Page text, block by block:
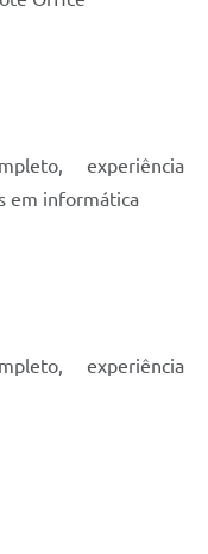
experiência
em informática
experiência